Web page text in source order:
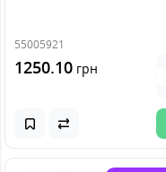
55005921
1250.10 грн